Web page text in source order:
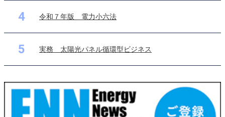
4 令和７年版 電力小六法
5 実務 太陽光パネル循環型ビジネス